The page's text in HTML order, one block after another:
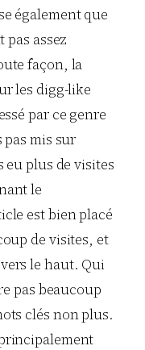
également que
pas assez
façon, la
les digg-like
par ce genre
pas mis sur
eu plus de visites
le
est bien placé
de visites, et
le haut. Qui
pas beaucoup
clés non plus.